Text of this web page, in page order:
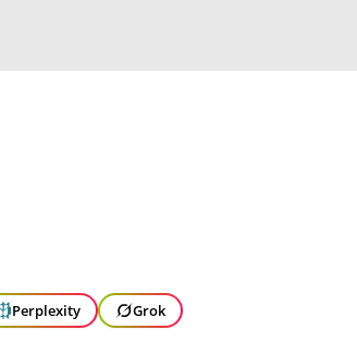
Perplexity Grok